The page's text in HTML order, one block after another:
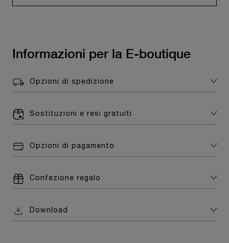
Informazioni per la E-boutique
Opzioni di spedizione
Sostituzioni e resi gratuiti
Opzioni di pagamento
Confezione regalo
Download